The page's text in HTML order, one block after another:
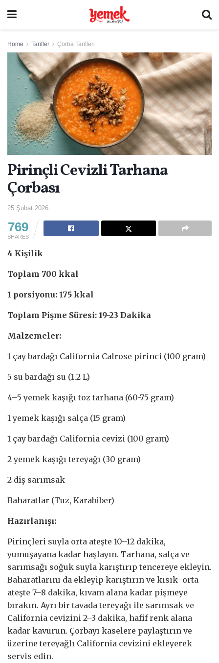
Home Tarifler Çorba Tarifleri
Pirinçli Cevizli Tarhana
Çorbası
25 Şubat 2026
769
SHARES
4 Kişilik
Toplam 700 kkal
1 porsiyonu: 175 kkal
Toplam Pişme Süresi: 19-23 Dakika
Malzemeler:
1 çay bardağı California Calrose pirinci (100 gram)
5 su bardağı su (1.2 L)
4–5 yemek kaşığı toz tarhana (60-75 gram)
1 yemek kaşığı salça (15 gram)
1 çay bardağı California cevizi (100 gram)
2 yemek kaşığı tereyağı (30 gram)
2 diş sarımsak
Baharatlar (Tuz, Karabiber)
Hazırlanışı:
Pirinçleri suyla orta ateşte 10–12 dakika,
yumuşayana kadar haşlayın. Tarhana, salça ve
sarımsağı soğuk suyla karıştırıp tencereye ekleyin.
Baharatlarını da ekleyip karıştırın ve kısık–orta
ateşte 7–8 dakika, kıvam alana kadar pişmeye
bırakın. Ayrı bir tavada tereyağı ile sarımsak ve
California cevizini 2–3 dakika, hafif renk alana
kadar kavurun. Çorbayı kaselere paylaştırın ve
üzerine tereyağlı California cevizini ekleyerek
servis edin.